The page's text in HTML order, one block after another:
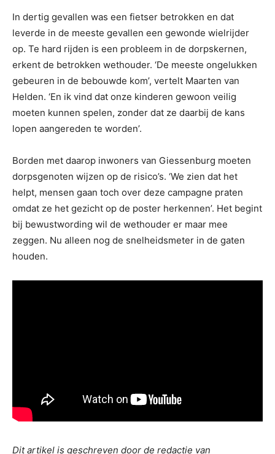
In dertig gevallen was een fietser betrokken en dat
leverde in de meeste gevallen een gewonde wielrijder
op. Te hard rijden is een probleem in de dorpskernen,
erkent de betrokken wethouder. ‘De meeste ongelukken
gebeuren in de bebouwde kom’, vertelt Maarten van
Helden. ‘En ik vind dat onze kinderen gewoon veilig
moeten kunnen spelen, zonder dat ze daarbij de kans
lopen aangereden te worden’.
Borden met daarop inwoners van Giessenburg moeten
dorpsgenoten wijzen op de risico’s. ‘We zien dat het
helpt, mensen gaan toch over deze campagne praten
omdat ze het gezicht op de poster herkennen’. Het begint
bij bewustwording wil de wethouder er maar mee
zeggen. Nu alleen nog de snelheidsmeter in de gaten
houden.
Dit artikel is geschreven door de redactie van